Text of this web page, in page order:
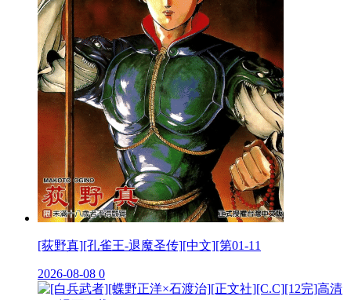
[荻野真][孔雀王-退魔圣传][中文][第01-11
2026-08-08 0